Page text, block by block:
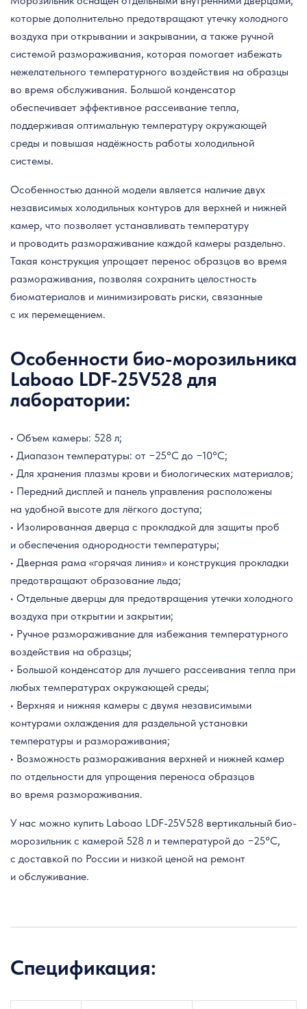
которые дополнительно предотвращают утечку холодного
воздуха при открывании и закрывании, а также ручной
системой размораживания, которая помогает избежать
нежелательного температурного воздействия на образцы
во время обслуживания. Большой конденсатор
обеспечивает эффективное рассеивание тепла,
поддерживая оптимальную температуру окружающей
среды и повышая надёжность работы холодильной
системы.
Особенностью данной модели является наличие двух
независимых холодильных контуров для верхней и нижней
камер, что позволяет устанавливать температуру
и проводить размораживание каждой камеры раздельно.
Такая конструкция упрощает перенос образцов во время
размораживания, позволяя сохранить целостность
биоматериалов и минимизировать риски, связанные
с их перемещением.
Особенности био-морозильника
Laboao LDF-25V528 для
лаборатории:
• Объем камеры: 528 л;
• Диапазон температуры: от −25°C до −10°C;
• Для хранения плазмы крови и биологических материалов;
• Передний дисплей и панель управления расположены
на удобной высоте для лёгкого доступа;
• Изолированная дверца с прокладкой для защиты проб
и обеспечения однородности температуры;
• Дверная рама «горячая линия» и конструкция прокладки
предотвращают образование льда;
• Отдельные дверцы для предотвращения утечки холодного
воздуха при открытии и закрытии;
• Ручное размораживание для избежания температурного
воздействия на образцы;
• Большой конденсатор для лучшего рассеивания тепла при
любых температурах окружающей среды;
• Верхняя и нижняя камеры с двумя независимыми
контурами охлаждения для раздельной установки
температуры и размораживания;
• Возможность размораживания верхней и нижней камер
по отдельности для упрощения переноса образцов
во время размораживания.
У нас можно купить Laboao LDF-25V528 вертикальный био-
морозильник с камерой 528 л и температурой до −25°C,
с доставкой по России и низкой ценой на ремонт
и обслуживание.
Спецификация: